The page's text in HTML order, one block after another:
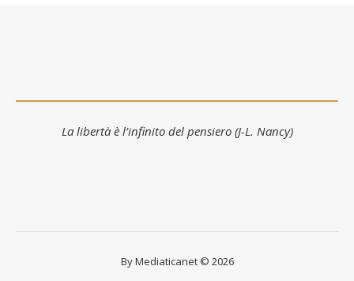
La libertà è l’infinito del pensiero (J-L. Nancy)
By Mediaticanet © 2026